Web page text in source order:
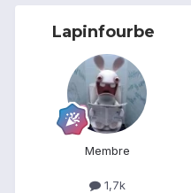
Lapinfourbe
Membre
1,7k